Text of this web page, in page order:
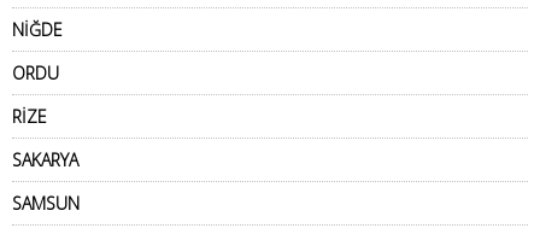
NİĞDE
ORDU
RİZE
SAKARYA
SAMSUN